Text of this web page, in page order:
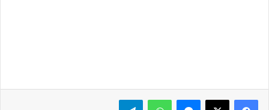
ماسنجر واتساب تيلقرام